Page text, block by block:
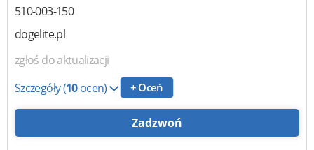
510-003-150
dogelite.pl
zgłoś do aktualizacji
Szczegóły(10ocen) + Oceń
Zadzwoń